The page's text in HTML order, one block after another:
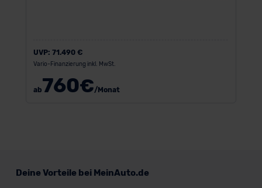
UVP: 71.490 €
Vario-Finanzierung inkl. MwSt.
ab760€/Monat
Deine Vorteile bei MeinAuto.de